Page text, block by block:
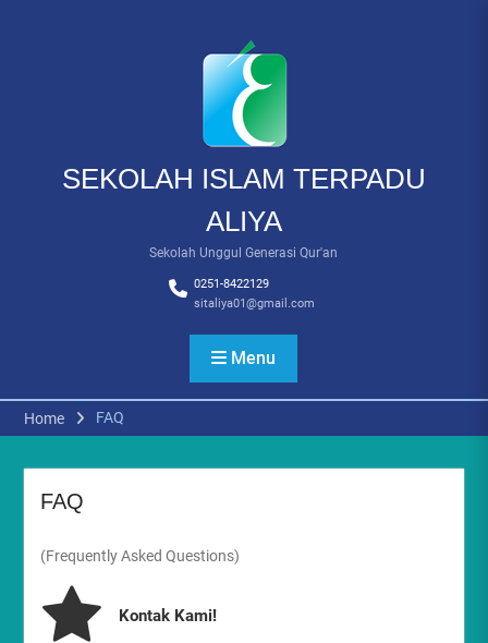
SEKOLAH ISLAM TERPADU
ALIYA
Sekolah Unggul Generasi Qur'an
0251-8422129
sitaliya01@gmail.com
Menu
Home FAQ
FAQ
(Frequently Asked Questions)
Kontak Kami!